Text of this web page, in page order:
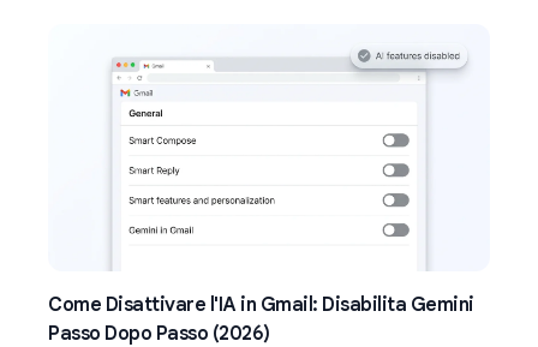
Come Disattivare l'IA in Gmail: Disabilita Gemini
Passo Dopo Passo (2026)